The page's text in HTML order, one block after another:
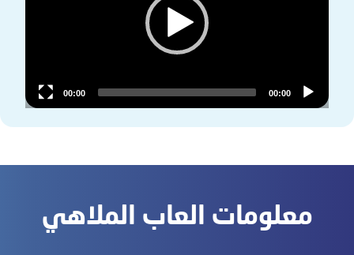
00:00
00:00
معلومات العاب الملاهي